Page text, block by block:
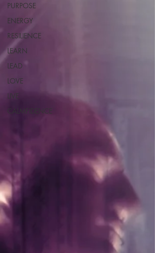
PURPOSE
ENERGY
RESILIENCE
LEARN
LEAD
LOVE
LIVE
CALMFIDENCE